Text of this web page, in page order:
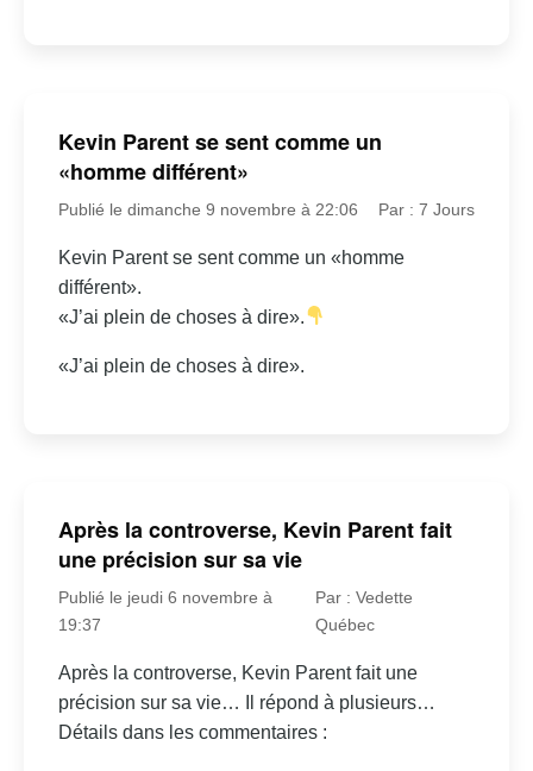
Kevin Parent se sent comme un
«homme différent»
Publié le dimanche 9 novembre à 22:06 Par : 7 Jours
Kevin Parent se sent comme un «homme
différent».
«J’ai plein de choses à dire».
«J’ai plein de choses à dire».
Après la controverse, Kevin Parent fait
une précision sur sa vie
Publié le jeudi 6 novembre à
19:37
Par : Vedette
Québec
Après la controverse, Kevin Parent fait une
précision sur sa vie… Il répond à plusieurs…
Détails dans les commentaires :